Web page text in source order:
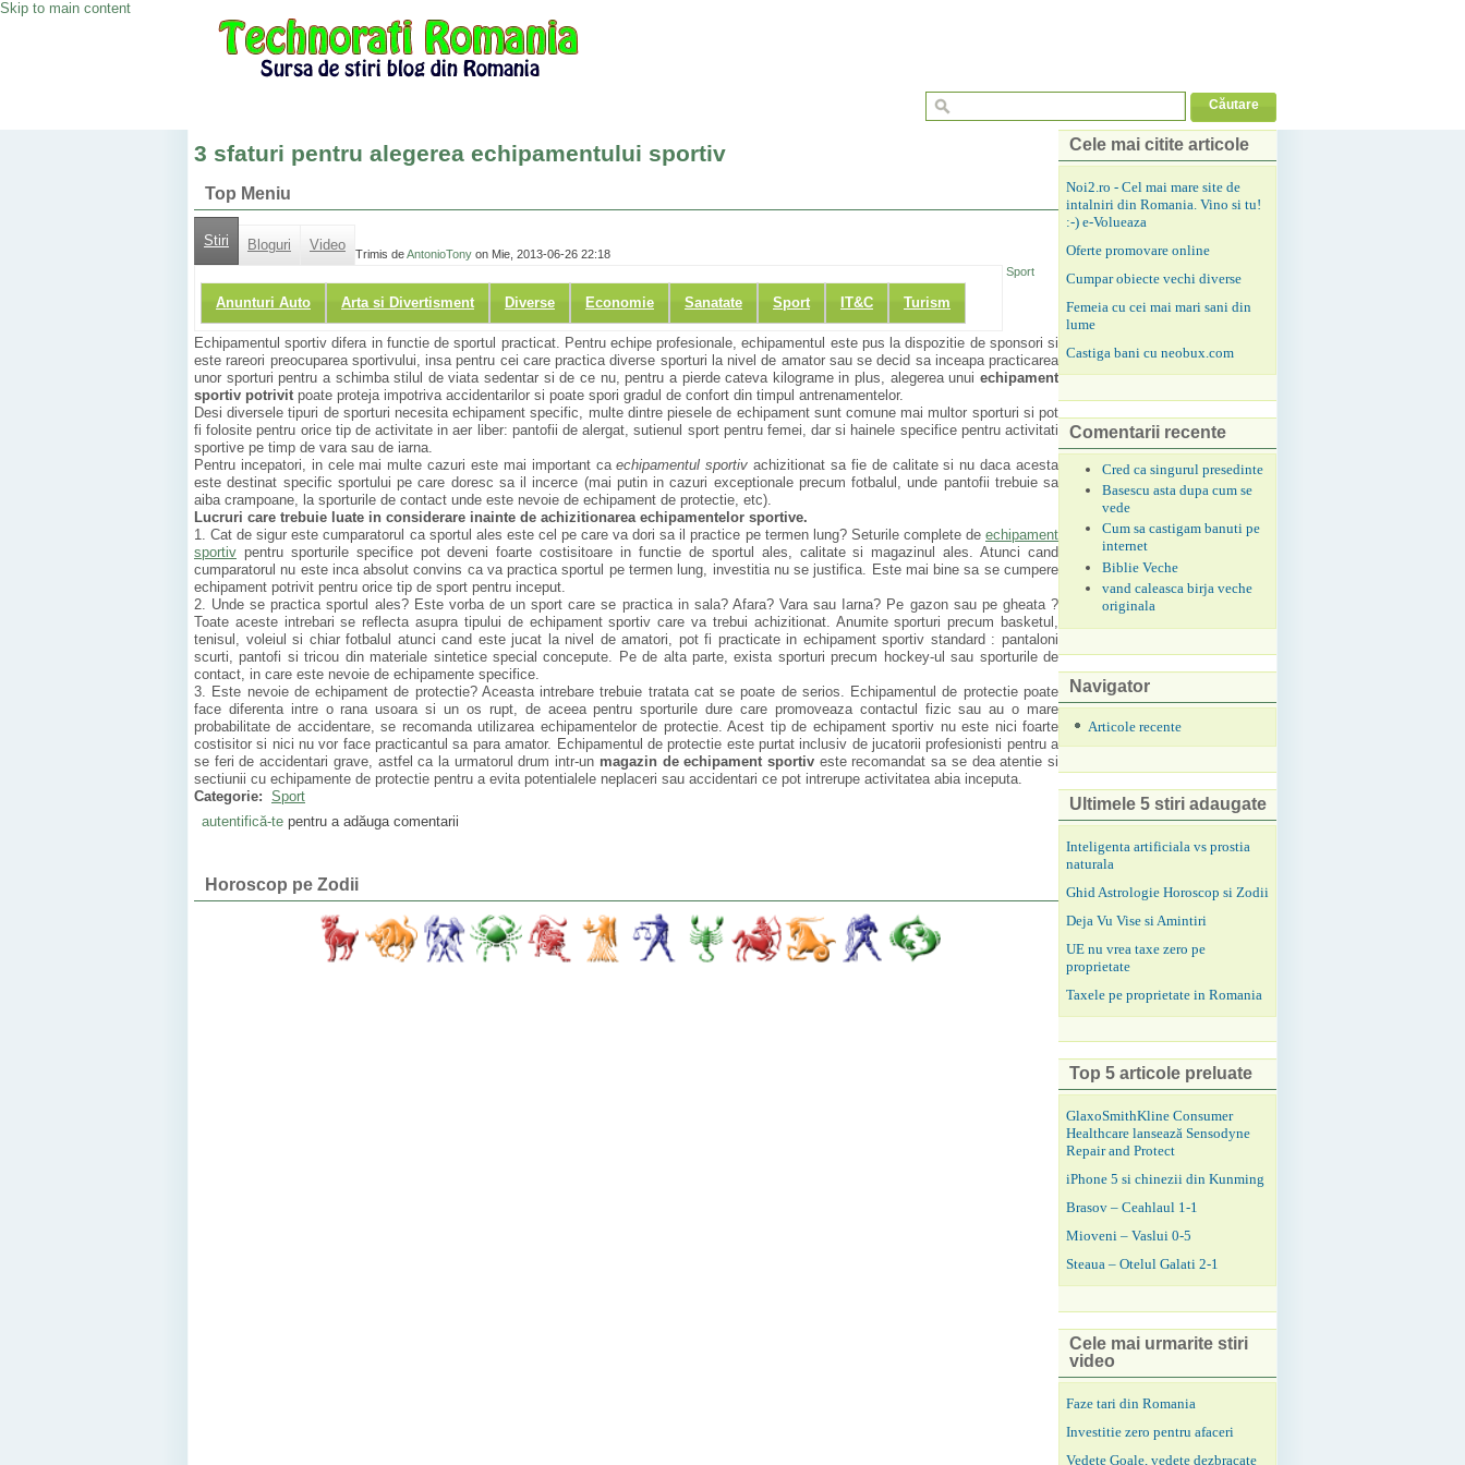
Skip to main content
3 sfaturi pentru alegerea echipamentului sportiv
Top Meniu
Stiri Bloguri Video
Anunturi Auto Arta si Divertisment Diverse Economie Sanatate Sport IT&C Turism
Trimis deAntonioTony on Mie, 2013-06-26 22:18
Sport
Echipamentul sportiv difera in functie de sportul practicat. Pentru echipe profesionale, echipamentul este pus la dispozitie de sponsori si
este rareori preocuparea sportivului, insa pentru cei care practica diverse sporturi la nivel de amator sau se decid sa inceapa practicarea
unor sporturi pentru a schimba stilul de viata sedentar si de ce nu, pentru a pierde cateva kilograme in plus, alegerea unui echipament
sportiv potrivit poate proteja impotriva accidentarilor si poate spori gradul de confort din timpul antrenamentelor.
Desi diversele tipuri de sporturi necesita echipament specific, multe dintre piesele de echipament sunt comune mai multor sporturi si pot
fi folosite pentru orice tip de activitate in aer liber: pantofii de alergat, sutienul sport pentru femei, dar si hainele specifice pentru activitati
sportive pe timp de vara sau de iarna.
Pentru incepatori, in cele mai multe cazuri este mai important caechipamentul sportiv achizitionat sa fie de calitate si nu daca acesta
este destinat specific sportului pe care doresc sa il incerce (mai putin in cazuri exceptionale precum fotbalul, unde pantofii trebuie sa
aiba crampoane, la sporturile de contact unde este nevoie de echipament de protectie, etc).
Lucruri care trebuie luate in considerare inainte de achizitionarea echipamentelor sportive.
1. Cat de sigur este cumparatorul ca sportul ales este cel pe care va dori sa il practice pe termen lung? Seturile complete de echipament
sportiv pentru sporturile specifice pot deveni foarte costisitoare in functie de sportul ales, calitate si magazinul ales. Atunci cand
cumparatorul nu este inca absolut convins ca va practica sportul pe termen lung, investitia nu se justifica. Este mai bine sa se cumpere
echipament potrivit pentru orice tip de sport pentru inceput.
2. Unde se practica sportul ales? Este vorba de un sport care se practica in sala? Afara? Vara sau Iarna? Pe gazon sau pe gheata ?
Toate aceste intrebari se reflecta asupra tipului de echipament sportiv care va trebui achizitionat. Anumite sporturi precum basketul,
tenisul, voleiul si chiar fotbalul atunci cand este jucat la nivel de amatori, pot fi practicate in echipament sportiv standard : pantaloni
scurti, pantofi si tricou din materiale sintetice special concepute. Pe de alta parte, exista sporturi precum hockey-ul sau sporturile de
contact, in care este nevoie de echipamente specifice.
3. Este nevoie de echipament de protectie? Aceasta intrebare trebuie tratata cat se poate de serios. Echipamentul de protectie poate
face diferenta intre o rana usoara si un os rupt, de aceea pentru sporturile dure care promoveaza contactul fizic sau au o mare
probabilitate de accidentare, se recomanda utilizarea echipamentelor de protectie. Acest tip de echipament sportiv nu este nici foarte
costisitor si nici nu vor face practicantul sa para amator. Echipamentul de protectie este purtat inclusiv de jucatorii profesionisti pentru a
se feri de accidentari grave, astfel ca la urmatorul drum intr-un magazin de echipament sportiv este recomandat sa se dea atentie si
sectiunii cu echipamente de protectie pentru a evita potentialele neplaceri sau accidentari ce pot intrerupe activitatea abia inceputa.
Categorie: Sport
autentifică-tepentru a adăuga comentarii
Horoscop pe Zodii
Cele mai citite articole
Noi2.ro - Cel mai mare site de
intalniri din Romania. Vino si tu!
:-) e-Volueaza
Oferte promovare online
Cumpar obiecte vechi diverse
Femeia cu cei mai mari sani din
lume
Castiga bani cu neobux.com
Comentarii recente
Cred ca singurul presedinte
Basescu asta dupa cum se
vede
Cum sa castigam banuti pe
internet
Biblie Veche
vand caleasca birja veche
originala
Navigator
Articole recente
Ultimele 5 stiri adaugate
Inteligenta artificiala vs prostia
naturala
Ghid Astrologie Horoscop si Zodii
Deja Vu Vise si Amintiri
UE nu vrea taxe zero pe
proprietate
Taxele pe proprietate in Romania
Top 5 articole preluate
GlaxoSmithKline Consumer
Healthcare lansează Sensodyne
Repair and Protect
iPhone 5 si chinezii din Kunming
Brasov – Ceahlaul 1-1
Mioveni – Vaslui 0-5
Steaua – Otelul Galati 2-1
Cele mai urmarite stiri
video
Faze tari din Romania
Investitie zero pentru afaceri
Vedete Goale, vedete dezbracate